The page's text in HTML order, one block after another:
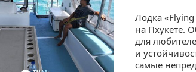
Лодка
на Пхукете.
для
и
самые